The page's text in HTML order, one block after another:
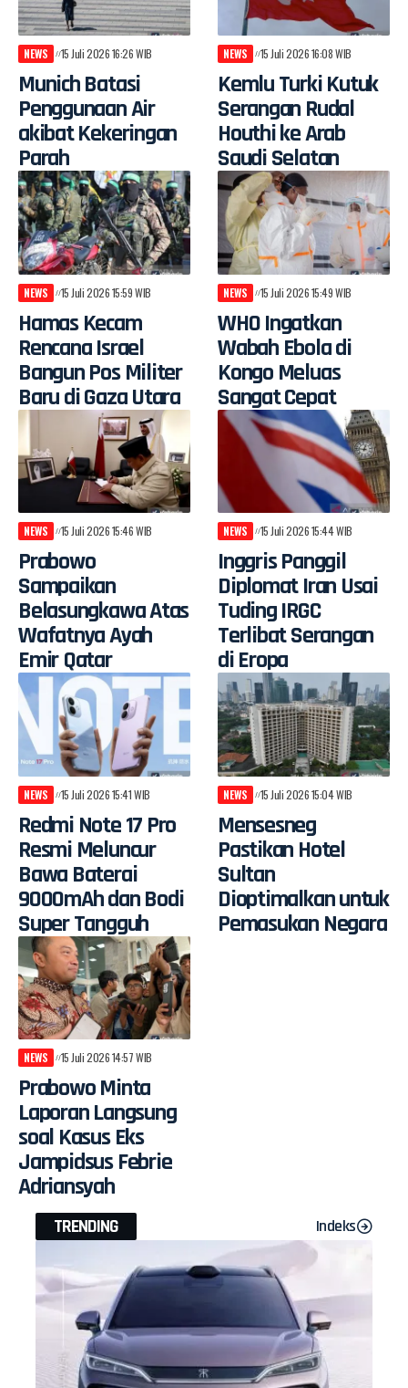
NEWS 15 Juli 2026 16:26 WIB
Munich Batasi
Penggunaan Air
akibat Kekeringan
Parah
NEWS 15 Juli 2026 16:08 WIB
Kemlu Turki Kutuk
Serangan Rudal
Houthi ke Arab
Saudi Selatan
NEWS 15 Juli 2026 15:59 WIB
Hamas Kecam
Rencana Israel
Bangun Pos Militer
Baru di Gaza Utara
NEWS 15 Juli 2026 15:49 WIB
WHO Ingatkan
Wabah Ebola di
Kongo Meluas
Sangat Cepat
NEWS 15 Juli 2026 15:46 WIB
Prabowo
Sampaikan
Belasungkawa Atas
Wafatnya Ayah
Emir Qatar
NEWS 15 Juli 2026 15:44 WIB
Inggris Panggil
Diplomat Iran Usai
Tuding IRGC
Terlibat Serangan
di Eropa
NEWS 15 Juli 2026 15:41 WIB
Redmi Note 17 Pro
Resmi Meluncur
Bawa Baterai
9000mAh dan Bodi
Super Tangguh
NEWS 15 Juli 2026 15:04 WIB
Mensesneg
Pastikan Hotel
Sultan
Dioptimalkan untuk
Pemasukan Negara
NEWS 15 Juli 2026 14:57 WIB
Prabowo Minta
Laporan Langsung
soal Kasus Eks
Jampidsus Febrie
Adriansyah
TRENDING Indeks